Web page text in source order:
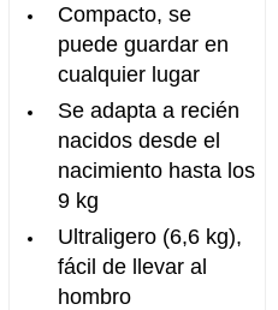
Compacto, se
puede guardar en
cualquier lugar
Se adapta a recién
nacidos desde el
nacimiento hasta los
9 kg
Ultraligero (6,6 kg),
fácil de llevar al
hombro